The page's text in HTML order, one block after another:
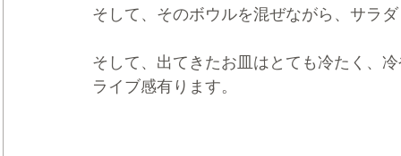
そして、そのボウルを混ぜながら、サラ
そして、出てきたお皿はとても冷たく、
ライブ感有ります。